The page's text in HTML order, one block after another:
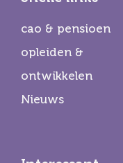
cao & pensioen
opleiden &
ontwikkelen
Nieuws